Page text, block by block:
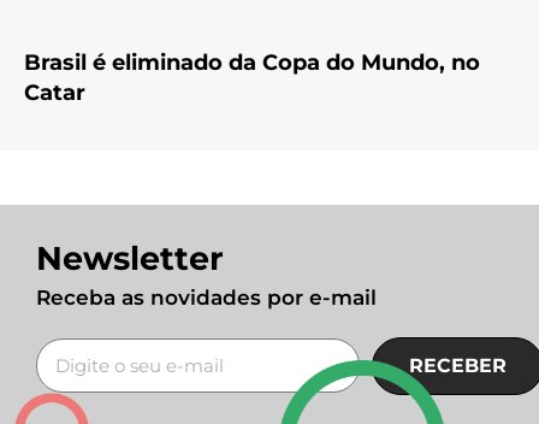
Brasil é eliminado da Copa do Mundo, no
Catar
Newsletter
Receba as novidades por e-mail
RECEBER